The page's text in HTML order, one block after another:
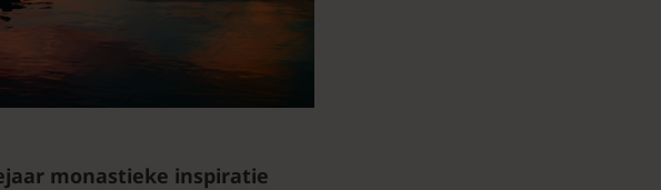
monastieke inspiratie